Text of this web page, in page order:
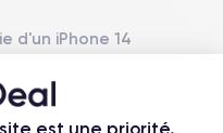
est une priorité.
exploitation
203 g
d'un iPhone 14
un iPhone